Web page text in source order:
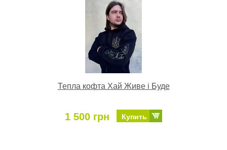
Тепла кофта Хай Живе і Буде
1 500 грн Купить